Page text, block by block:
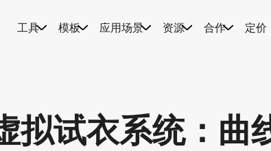
工具 模板 应用场景 资源 合作 定价
拟试衣系统：曲